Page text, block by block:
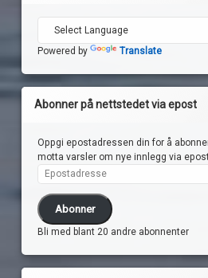
Powered by Translate
Abonner på nettstedet via epost
Oppgi epostadressen din for å
motta varsler om nye innlegg via
Epostadresse
Abonner
Bli med blant 20 andre abonnenter